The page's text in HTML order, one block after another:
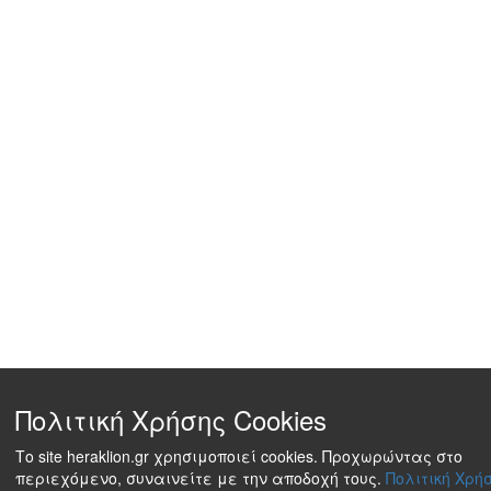
Πολιτική Χρήσης Cookies
Το site heraklion.gr χρησιμοποιεί cookies. Προχωρώντας στο
περιεχόμενο, συναινείτε με την αποδοχή τους. Πολιτική